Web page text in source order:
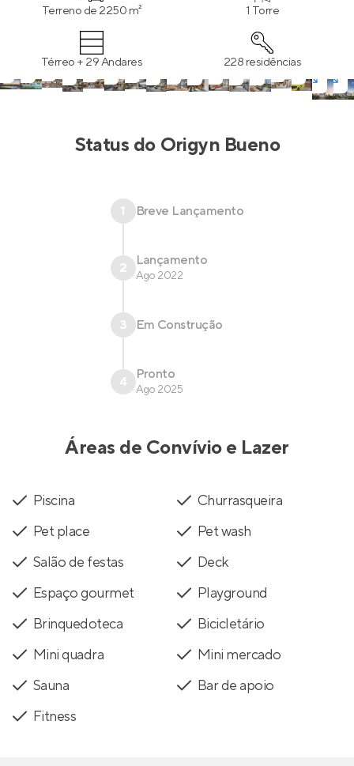
perimetral com sensores, acesso touchless por
reconhecimento facial 3D e comodidades como vagas
para visitantes, tomada para carro elétrico, bicicletário,
pet place, pet wash e mais!
Terreno de 2250 m² 1 Torre
Térreo + 29 Andares 228 residências
Status do Origyn Bueno
1 Breve Lançamento
2 Lançamento
Ago 2022
3 Em Construção
4 Pronto
Ago 2025
Áreas de Convívio e Lazer
Piscina
Churrasqueira
Pet place
Pet wash
Salão de festas
Deck
Espaço gourmet
Playground
Brinquedoteca
Bicicletário
Mini quadra
Mini mercado
Sauna
Bar de apoio
Fitness